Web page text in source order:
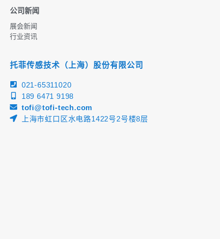
公司新闻
展会新闻
行业资讯
托菲传感技术（上海）股份有限公司
021-65311020
189 6471 9198
tofi@tofi-tech.com
上海市虹口区水电路1422号2号楼8层